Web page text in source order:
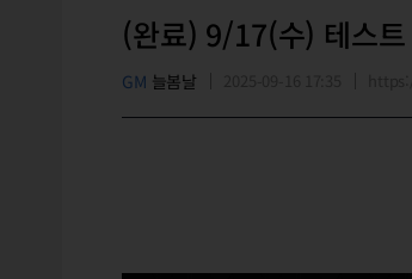
(완료) 9/17(수) 테스
GM 늘봄날